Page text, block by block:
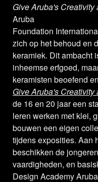
Give Aruba's Creativity
Aruba
Foundation
zich op het behoud en
keramiek. Dit ambacht
inheemse erfgoed,
keramisten beoefend
Give Aruba's Creativity
de 16 en 20 jaar een
leren werken met klei,
bouwen een eigen
tijdens exposities. Aan
beschikken de
vaardigheden, en
Design Academy